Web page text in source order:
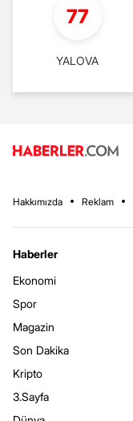
77
YALOVA
Hakkımızda Reklam
Haberler
Ekonomi
Spor
Magazin
Son Dakika
Kripto
3.Sayfa